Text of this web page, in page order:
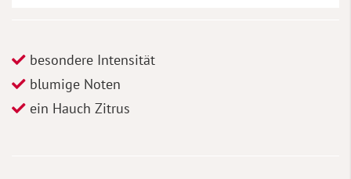
besondere Intensität
blumige Noten
ein Hauch Zitrus